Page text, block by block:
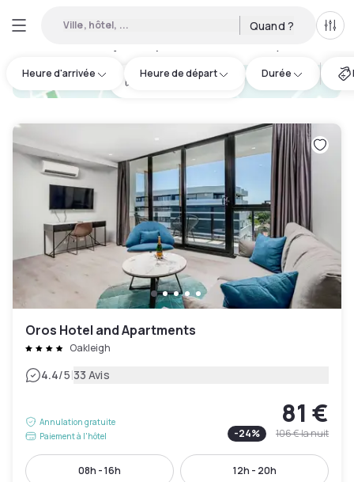
Ville, hôtel, ... Quand ?
Heure d'arrivée Heure de départ Durée
hotel.cta.view_map
Oros Hotel and Apartments
Oakleigh
4.4/5|33 Avis
Annulation gratuite
Paiement à l'hôtel
81 €
-24% 106 €la nuit
08h - 16h 12h - 20h